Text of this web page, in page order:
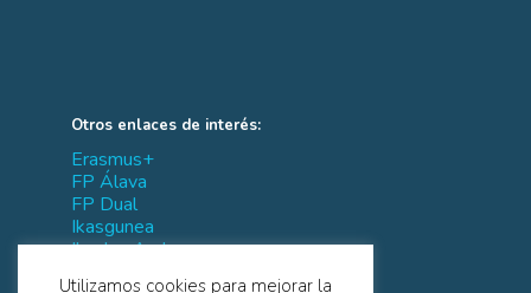
Otros enlaces de interés:
Erasmus+
FP Álava
FP Dual
Ikasgunea
Ikaslan Araba
Utilizamos cookies para mejorar la